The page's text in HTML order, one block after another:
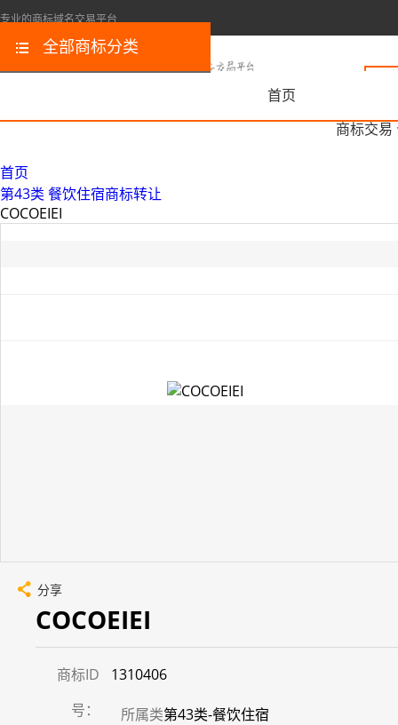
专业的商标域名交易平台
首页
商标交易
全部商标分类
首页
第43类 餐饮住宿商标转让
COCOEIEI
分享
COCOEIEI
商标ID
号：
1310406
所属类第43类-餐饮住宿